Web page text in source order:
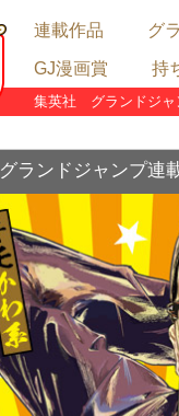
連載作品
グランドジャンプ連載陣
グランドジャンプむちゃ
陣
グランドジャンプめちゃ
陣
めちゃコミック独占配信
グ
グラ
グラ
GJ漫画賞
漫画賞TOP
グランドジャンプ漫画賞
GJ漫画賞 結果発表
リアタイ漫画賞・X
グランドプロジェクト
持
集英社 グランドジャ
グランドジャンプ連